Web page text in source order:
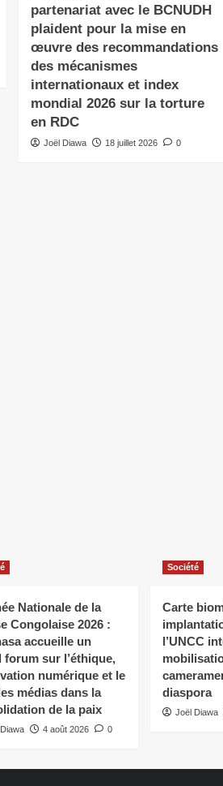
partenariat avec le BCNUDH
plaident pour la mise en
œuvre des recommandations
des mécanismes
internationaux et index
mondial 2026 sur la torture
en RDC
Joël Diawa 18 juillet 2026 0
Nationale de la
Congolaise 2026 :
accueille un
forum sur l’éthique,
numérique et le
médias dans la
de la paix
4 août 2026 0
Société
Carte
l’UNCC
diaspora
Joël Diawa